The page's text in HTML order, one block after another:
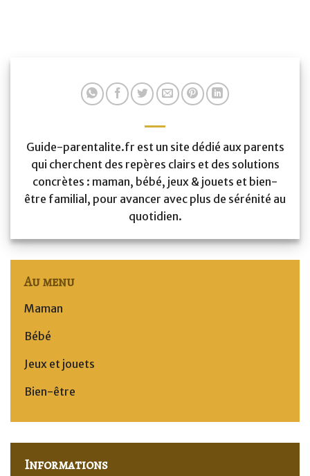
Guide-parentalite.fr est un site dédié aux parents
qui cherchent des repères clairs et des solutions
concrètes : maman, bébé, jeux & jouets et bien-
être familial, pour avancer avec plus de sérénité au
quotidien.
Au menu
Maman
Bébé
Jeux et jouets
Bien-être
Informations